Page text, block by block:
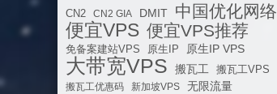
CN2 CN2 GIA DMIT 中国优化网络
便宜VPS 便宜VPS推荐
免备案建站VPS 原生IP 原生IP VPS
大带宽VPS 搬瓦工
搬瓦工VPS
搬瓦工优惠码
新加坡VPS 无限流量